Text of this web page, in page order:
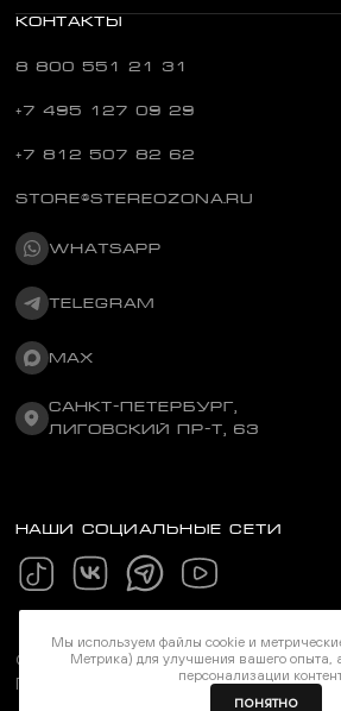
КОНТАКТЫ
8 800 551 21 31
+7 495 127 09 29
+7 812 507 82 62
STORE@STEREOZONA.RU
WHATSAPP
TELEGRAM
MAX
САНКТ-ПЕТЕРБУРГ,
ЛИГОВСКИЙ ПР-Т, 63
НАШИ СОЦИАЛЬНЫЕ СЕТИ
©Stereozona 2026. Все права
Политика конфиденциальности
Мы используем файлы cookie и
Метрика) для улучшения вашего опыта,
персонализации
ПОНЯТНО